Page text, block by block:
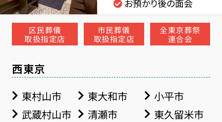
お預かり後の面会
区民葬儀
取扱指定店
市民葬儀
取扱指定店
全東京葬祭
連合会
西東京
東村山市 東大和市
小平市
武蔵村山市
清瀬市
東久留米市